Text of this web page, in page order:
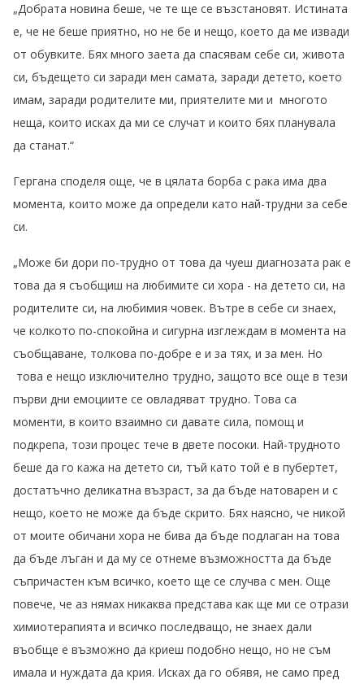
„Добрата новина беше, че те ще се възстановят. Истината
е, че не беше приятно, но не бе и нещо, което да ме извади
от обувките. Бях много заета да спасявам себе си, живота
си, бъдещето си заради мен самата, заради детето, което
имам, заради родителите ми, приятелите ми и многото
неща, които исках да ми се случат и които бях планувала
да станат.“
Гергана споделя още, че в цялата борба с рака има два
момента, които може да определи като най-трудни за себе
си.
„Може би дори по-трудно от това да чуеш диагнозата рак е
това да я съобщиш на любимите си хора - на детето си, на
родителите си, на любимия човек. Вътре в себе си знаех,
че колкото по-спокойна и сигурна изглеждам в момента на
съобщаване, толкова по-добре е и за тях, и за мен. Но
това е нещо изключително трудно, защото все още в тези
първи дни емоциите се овладяват трудно. Това са
моменти, в които взаимно си давате сила, помощ и
подкрепа, този процес тече в двете посоки. Най-трудното
беше да го кажа на детето си, тъй като той е в пубертет,
достатъчно деликатна възраст, за да бъде натоварен и с
нещо, което не може да бъде скрито. Бях наясно, че никой
от моите обичани хора не бива да бъде подлаган на това
да бъде лъган и да му се отнеме възможността да бъде
съпричастен към всичко, което ще се случва с мен. Още
повече, че аз нямах никаква представа как ще ми се отрази
химиотерапията и всичко последващо, не знаех дали
въобще е възможно да криеш подобно нещо, но не съм
имала и нуждата да крия. Исках да го обявя, не само пред